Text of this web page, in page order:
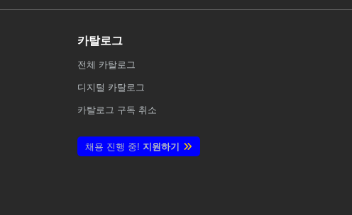
카탈로그
전체 카탈로그
디지털 카탈로그
카탈로그 구독 취소
채용 진행 중! 지원하기